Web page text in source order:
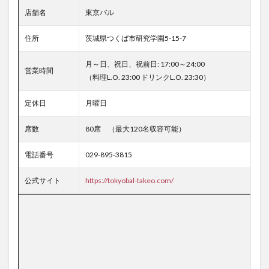
店舗名 東京バル
住所 茨城県つくば市研究学園5-15-7
営業時間
月～日、祝日、祝前日: 17:00～24:00
（料理L.O. 23:00 ドリンクL.O. 23:30）
定休日 月曜日
席数 80席 （最大120名収容可能）
電話番号 029-895-3815
公式サイト https://tokyobal-takeo.com/